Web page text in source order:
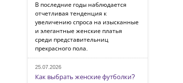
В последние годы наблюдается
отчетливая тенденция к
увеличению спроса на изысканные
и элегантные женские платья
среди представительниц
прекрасного пола.
25.07.2026
Как выбрать женские футболки?